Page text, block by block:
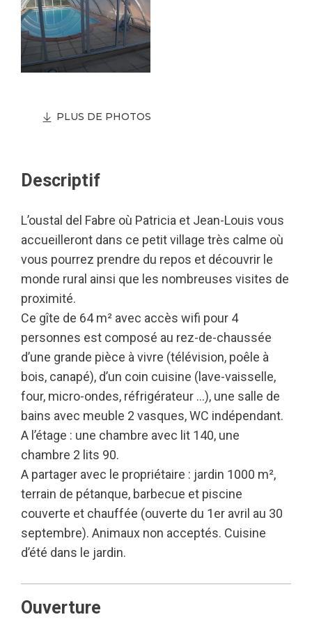
PLUS DE PHOTOS
Descriptif
L’oustal del Fabre où Patricia et Jean-Louis vous
accueilleront dans ce petit village très calme où
vous pourrez prendre du repos et découvrir le
monde rural ainsi que les nombreuses visites de
proximité.
Ce gîte de 64 m² avec accès wifi pour 4
personnes est composé au rez-de-chaussée
d’une grande pièce à vivre (télévision, poêle à
bois, canapé), d’un coin cuisine (lave-vaisselle,
four, micro-ondes, réfrigérateur …), une salle de
bains avec meuble 2 vasques, WC indépendant.
A l’étage : une chambre avec lit 140, une
chambre 2 lits 90.
A partager avec le propriétaire : jardin 1000 m²,
terrain de pétanque, barbecue et piscine
couverte et chauffée (ouverte du 1er avril au 30
septembre). Animaux non acceptés. Cuisine
d’été dans le jardin.
Ouverture